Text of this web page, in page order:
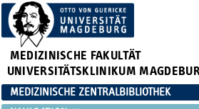
MEDIZINISCHE FAKULTÄT
UNIVERSITÄTSKLINIKUM
MEDIZINISCHE ZENTRALBIBLIOTHEK